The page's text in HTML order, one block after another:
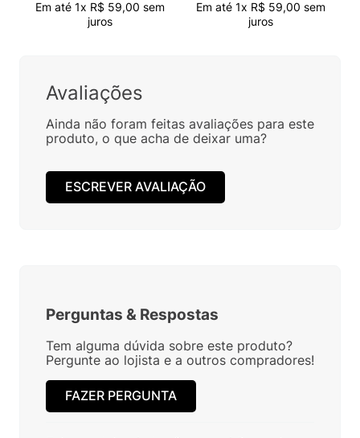
Em até 1x R$ 59,00 sem
juros
Em até 1x R$ 59,00 sem
juros
Avaliações
Ainda não foram feitas avaliações para este
produto, o que acha de deixar uma?
ESCREVER AVALIAÇÃO
Perguntas & Respostas
Tem alguma dúvida sobre este produto?
Pergunte ao lojista e a outros compradores!
FAZER PERGUNTA